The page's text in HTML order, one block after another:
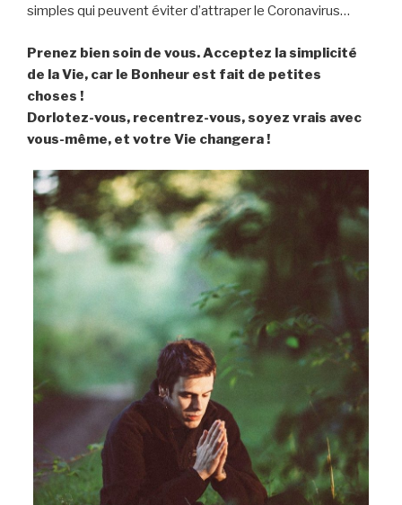
simples qui peuvent éviter d’attraper le Coronavirus…
Prenez bien soin de vous. Acceptez la simplicité
de la Vie, car le Bonheur est fait de petites
choses !
Dorlotez-vous, recentrez-vous, soyez vrais avec
vous-même, et votre Vie changera !